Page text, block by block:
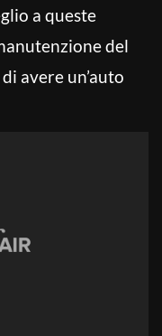
a queste
del
avere un’auto